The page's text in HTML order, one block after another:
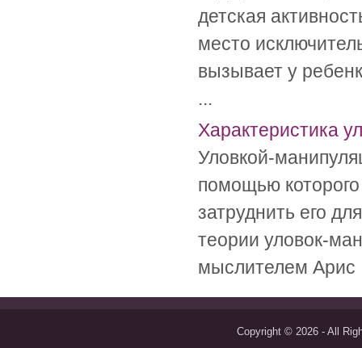
детская
место
вызывает у
...
Характеристика
Уловкой-
помощью
затруднить его
теории уловок-
мыслителем Арис
Copyright © 2026 - All